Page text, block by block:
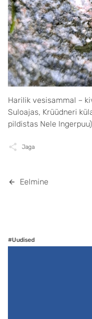
Harilik vesisammal –
Suloajas, Krüüdneri
pildistas Nele
Jaga
Eelmine
#Uudised